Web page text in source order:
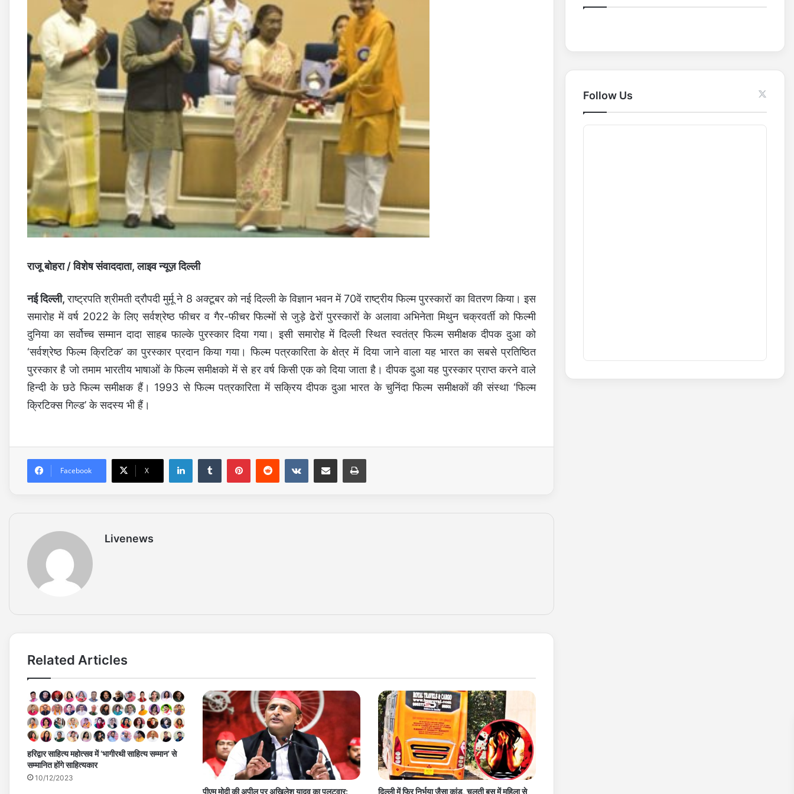
राजू बोहरा / विशेष संवाददाता, लाइव न्यूज़ दिल्ली
नई दिल्ली,राष्ट्रपति श्रीमती द्रौपदी मुर्मू ने 8 अक्टूबर को नई दिल्ली के विज्ञान भवन में 70वें राष्ट्रीय फिल्म पुरस्कारों का वितरण किया। इस
समारोह में वर्ष 2022 के लिए सर्वश्रेष्ठ फीचर व गैर-फीचर फिल्मों से जुड़े ढेरों पुरस्कारों के अलावा अभिनेता मिथुन चक्रवर्ती को फिल्मी
दुनिया का सर्वोच्च सम्मान दादा साहब फाल्के पुरस्कार दिया गया। इसी समारोह में दिल्ली स्थित स्वतंत्र फिल्म समीक्षक दीपक दुआ को
‘सर्वश्रेष्ठ फिल्म क्रिटिक’ का पुरस्कार प्रदान किया गया। फिल्म पत्रकारिता के क्षेत्र में दिया जाने वाला यह भारत का सबसे प्रतिष्ठित
पुरस्कार है जो तमाम भारतीय भाषाओं के फिल्म समीक्षको में से हर वर्ष किसी एक को दिया जाता है। दीपक दुआ यह पुरस्कार प्राप्त करने वाले
हिन्दी के छठे फिल्म समीक्षक हैं। 1993 से फिल्म पत्रकारिता में सक्रिय दीपक दुआ भारत के चुनिंदा फिल्म समीक्षकों की संस्था ‘फिल्म
क्रिटिक्स गिल्ड’ के सदस्य भी हैं।
Facebook X
Livenews
Related Articles
हरिद्वार साहित्य महोत्सव में ‘भागीरथी साहित्य सम्मान’ से
सम्मानित होंगे साहित्यकार
10/12/2023
पीएम मोदी की अपील पर अखिलेश यादव का पलटवार: दिल्ली में फिर निर्भया जैसा कांड, चलती बस में महिला से
o
Follow Us